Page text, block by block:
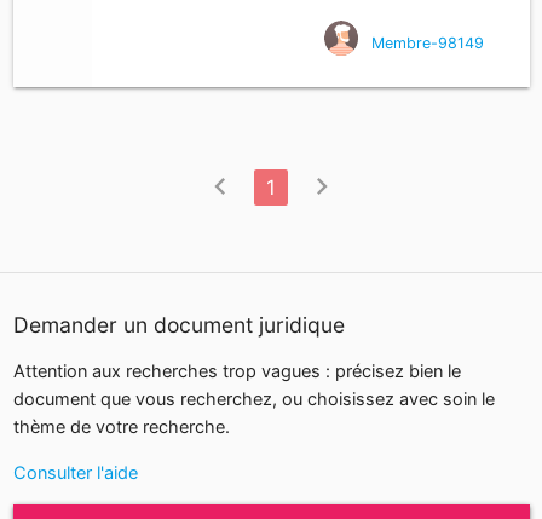
Membre-98149
chevron_left 1 chevron_right
Demander un document juridique
Attention aux recherches trop vagues : précisez bien le
document que vous recherchez, ou choisissez avec soin le
thème de votre recherche.
Consulter l'aide